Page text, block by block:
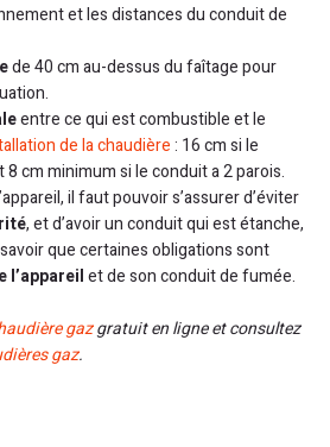
et les distances du conduit de
de 40 cm au-dessus du faîtage pour
entre ce qui est combustible et le
de la chaudière: 16 cm si le
cm minimum si le conduit a 2 parois.
il faut pouvoir s’assurer d’éviter
, et d’avoir un conduit qui est étanche,
que certaines obligations sont
l’appareilet de son conduit de fumée.
gazgratuit en ligne et consultez
gaz.